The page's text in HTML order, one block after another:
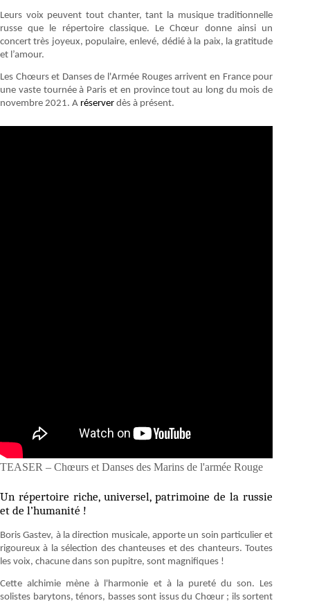
Leurs voix peuvent tout chanter, tant la musique traditionnelle
russe que le répertoire classique. Le Chœur donne ainsi un
concert très joyeux, populaire, enlevé, dédié à la paix, la gratitude
et l’amour.
Les Chœurs et Danses de l'Armée Rouges arrivent en France pour
une vaste tournée à Paris et en province tout au long du mois de
novembre 2021. A réserver dès à présent.
TEASER – Chœurs et Danses des Marins de l'armée Rouge
Un répertoire riche, universel, patrimoine de la russie
et de l’humanité !
Boris Gastev, à la direction musicale, apporte un soin particulier et
rigoureux à la sélection des chanteuses et des chanteurs. Toutes
les voix, chacune dans son pupitre, sont magnifiques !
Cette alchimie mène à l'harmonie et à la pureté du son. Les
solistes barytons, ténors, basses sont issus du Chœur ; ils sortent